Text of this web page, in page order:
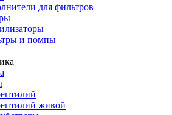
для фильтров
и помпы
живой